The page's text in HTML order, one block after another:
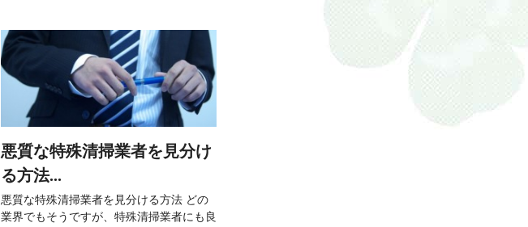
悪質な特殊清掃業者を見分け
る方法...
悪質な特殊清掃業者を見分ける方法 どの
業界でもそうですが、特殊清掃業者にも良